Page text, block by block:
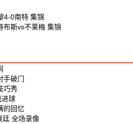
4-0南特 集锦
布斯vs不莱梅 集锦
手破门
巧秀
进球
的回忆
廷 全场录像